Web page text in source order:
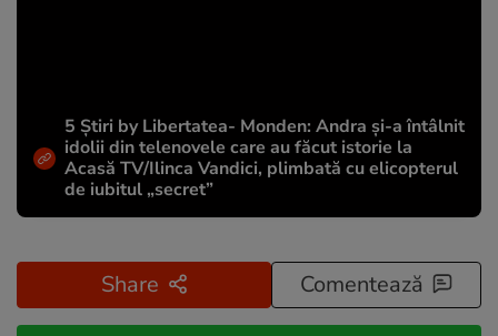
5 Știri by Libertatea- Monden: Andra și-a întâlnit
idolii din telenovele care au făcut istorie la
Acasă TV/Ilinca Vandici, plimbată cu elicopterul
de iubitul „secret”
Share Comentează